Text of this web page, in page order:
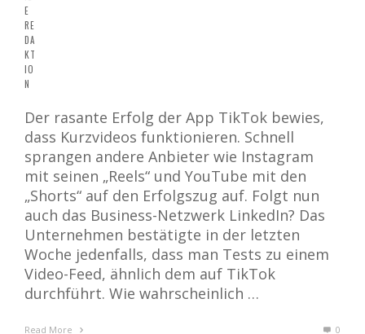
Der rasante Erfolg der App TikTok bewies,
dass Kurzvideos funktionieren. Schnell
sprangen andere Anbieter wie Instagram
mit seinen „Reels“ und YouTube mit den
„Shorts“ auf den Erfolgszug auf. Folgt nun
auch das Business-Netzwerk LinkedIn? Das
Unternehmen bestätigte in der letzten
Woche jedenfalls, dass man Tests zu einem
Video-Feed, ähnlich dem auf TikTok
durchführt. Wie wahrscheinlich …
Read More 0